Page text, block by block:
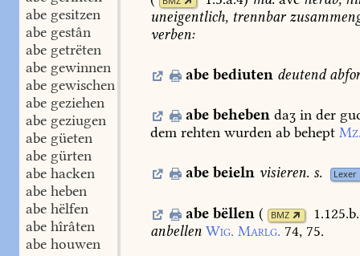
abe gesitzen
abe gestân
abe getrëten
abe gewinnen
abe gewischen
abe geziehen
abe geziugen
abe güeten
abe gürten
abe hacken
abe heben
abe hëlfen
abe hîrâten
abe houwen
uneigentlich, trennbar
verben:
abebediuten deutend
abebeheben daʒinder
dem rehten wurden ab behept
abebeieln visieren. s. Lexer
abebëllen ( BMZ
anbellen Wig. Marlg. 74, 75.